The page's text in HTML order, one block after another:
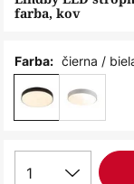
farba, kov
Farba: čierna /
1